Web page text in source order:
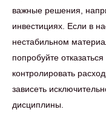
важные решения,
инвестициях. Если в
нестабильном
попробуйте
контролировать
зависеть
дисциплины.